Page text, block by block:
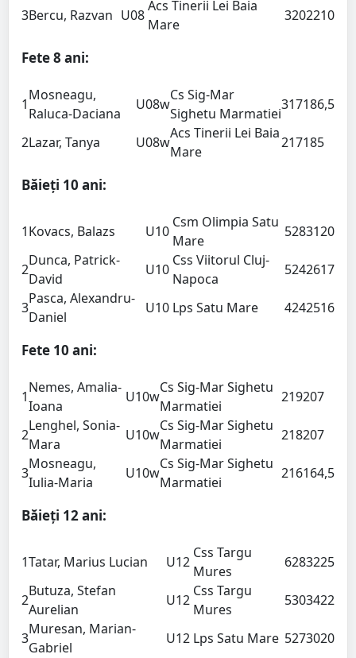
3Bercu, Razvan U08
Acs Tinerii Lei Baia
Mare
3202210
Fete 8 ani:
1
Mosneagu,
Raluca-Daciana
U08w
Cs Sig-Mar
Sighetu Marmatiei
317186,5
2Lazar, Tanya U08w
Acs Tinerii Lei Baia
Mare
217185
Băieți 10 ani:
1Kovacs, Balazs U10
Csm Olimpia Satu
Mare
5283120
2
Dunca, Patrick-
David
U10
Css Viitorul Cluj-
Napoca
5242617
3
Pasca, Alexandru-
Daniel
U10 Lps Satu Mare 4242516
Fete 10 ani:
1
Nemes, Amalia-
Ioana
U10w
Cs Sig-Mar Sighetu
Marmatiei
219207
2
Lenghel, Sonia-
Mara
U10w
Cs Sig-Mar Sighetu
Marmatiei
218207
3
Mosneagu,
Iulia-Maria
U10w
Cs Sig-Mar Sighetu
Marmatiei
216164,5
Băieți 12 ani:
1Tatar, Marius Lucian U12
Css Targu
Mures
6283225
2
Butuza, Stefan
Aurelian
U12
Css Targu
Mures
5303422
3
Muresan, Marian-
Gabriel
U12 Lps Satu Mare 5273020